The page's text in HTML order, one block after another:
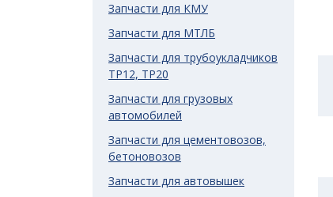
Запчасти для КМУ
Запчасти для МТЛБ
Запчасти для трубоукладчиков
ТР12, ТР20
Запчасти для грузовых
автомобилей
Запчасти для цементовозов,
бетоновозов
Запчасти для автовышек